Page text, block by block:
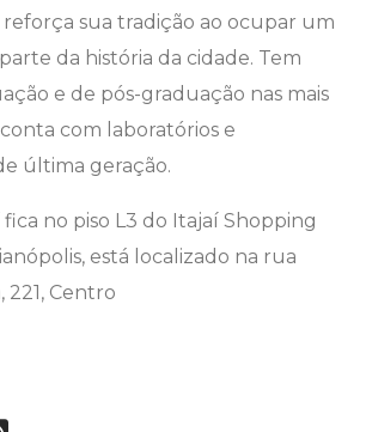
sua tradição ao ocupar um
da história da cidade. Tem
e de pós-graduação nas mais
com laboratórios e
última geração.
no piso L3 do Itajaí Shopping
está localizado na rua
221, Centro